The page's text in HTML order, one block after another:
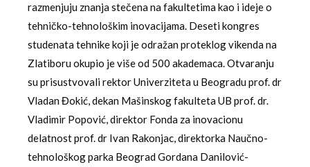
razmenjuju znanja stečena na fakultetima kao i ideje o
tehničko-tehnološkim inovacijama. Deseti kongres
studenata tehnike koji je odražan proteklog vikenda na
Zlatiboru okupio je više od 500 akademaca. Otvaranju
su prisustvovali rektor Univerziteta u Beogradu prof. dr
Vladan Đokić, dekan Mašinskog fakulteta UB prof. dr.
Vladimir Popović, direktor Fonda za inovacionu
delatnost prof. dr Ivan Rakonjac, direktorka Naučno-
tehnološkog parka Beograd Gordana Danilović-